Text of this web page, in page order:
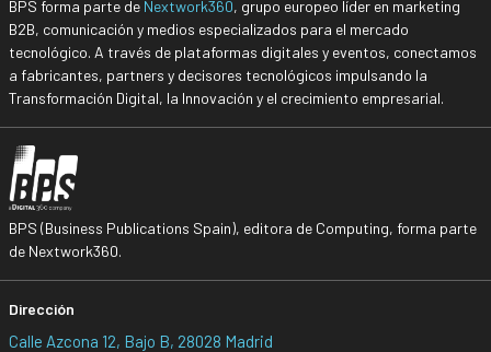
BPS forma parte de Nextwork360, grupo europeo líder en marketing
B2B, comunicación y medios especializados para el mercado
tecnológico. A través de plataformas digitales y eventos, conectamos
a fabricantes, partners y decisores tecnológicos impulsando la
Transformación Digital, la Innovación y el crecimiento empresarial.
BPS (Business Publications Spain), editora de Computing, forma parte
de Nextwork360.
Dirección
Calle Azcona 12, Bajo B, 28028 Madrid